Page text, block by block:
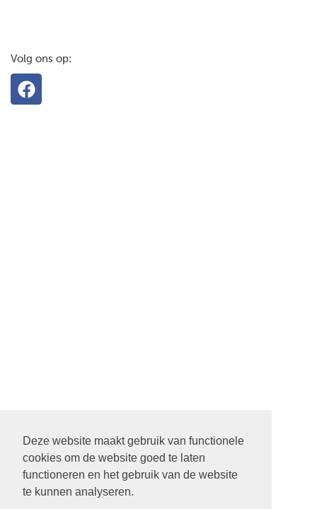
Deze website maakt gebruik van functionele
cookies om de website goed te laten
functioneren en het gebruik van de website
te kunnen analyseren.
Volg ons op:
22 SEPTEMBER STARTDIENST MET ALLE PASTORES. 9.30
UUR IN DE ONTMOETING IN SCHEEMDA